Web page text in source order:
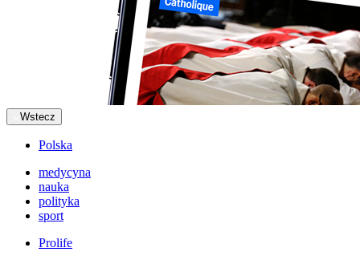
Wstecz
Polska
medycyna
nauka
polityka
sport
Prolife